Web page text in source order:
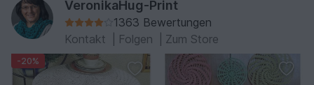
VeronikaHug-Print
1363 Bewertungen
Kontakt
Folgen Zum Store
-20%